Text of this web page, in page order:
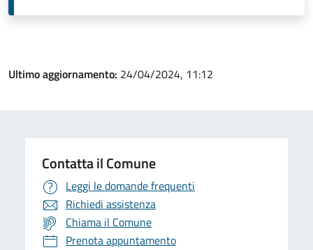
Ultimo aggiornamento: 24/04/2024, 11:12
Contatta il Comune
Leggi le domande frequenti
Richiedi assistenza
Chiama il Comune
Prenota appuntamento